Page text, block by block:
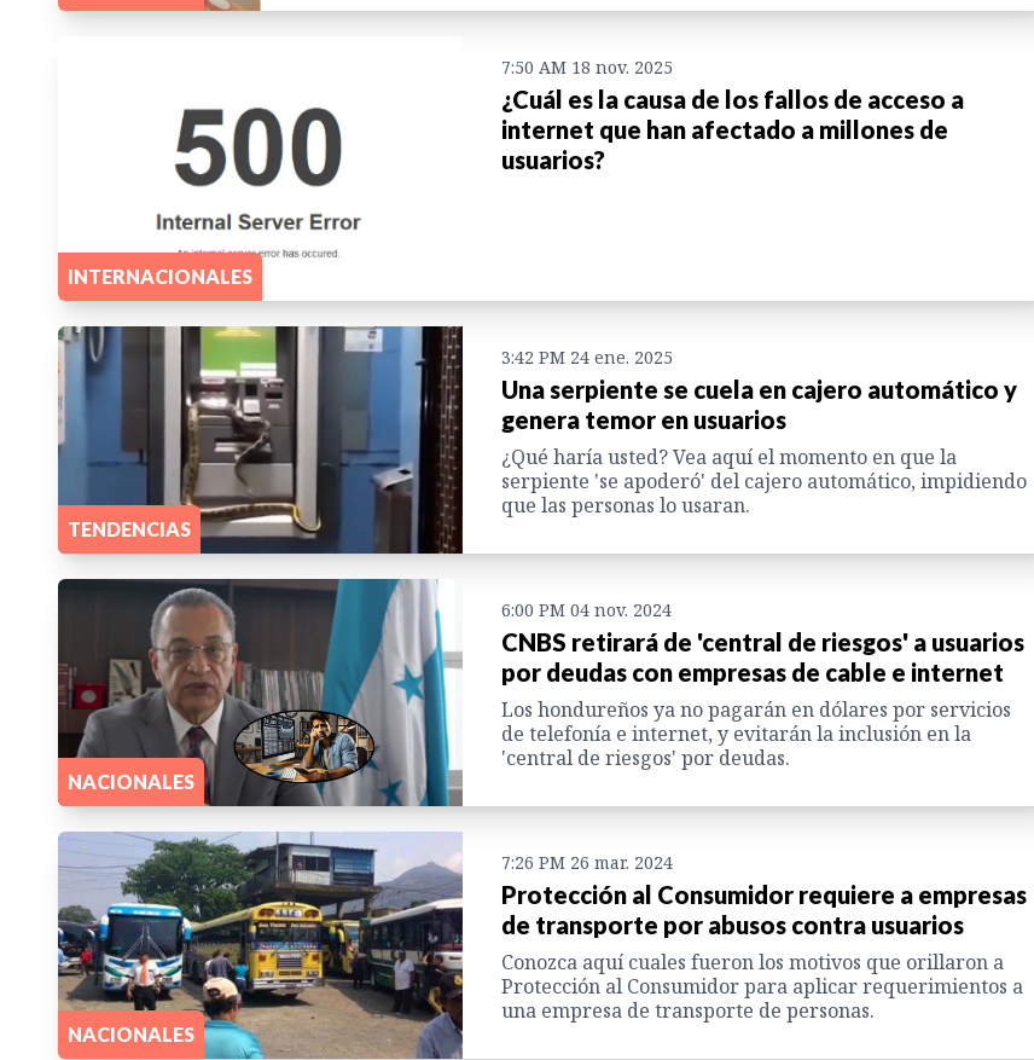
INTERNACIONALES
7:50 AM 18 nov. 2025
¿Cuál es la causa de los fallos de acceso a
internet que han afectado a millones de
usuarios?
TENDENCIAS
3:42 PM 24 ene. 2025
Una serpiente se cuela en cajero automático y
genera temor en usuarios
¿Qué haría usted? Vea aquí el momento en que la
serpiente 'se apoderó' del cajero automático, impidiendo
que las personas lo usaran.
NACIONALES
6:00 PM 04 nov. 2024
CNBS retirará de 'central de riesgos' a usuarios
por deudas con empresas de cable e internet
Los hondureños ya no pagarán en dólares por servicios
de telefonía e internet, y evitarán la inclusión en la
'central de riesgos' por deudas.
NACIONALES
7:26 PM 26 mar. 2024
Protección al Consumidor requiere a empresas
de transporte por abusos contra usuarios
Conozca aquí cuales fueron los motivos que orillaron a
Protección al Consumidor para aplicar requerimientos a
una empresa de transporte de personas.